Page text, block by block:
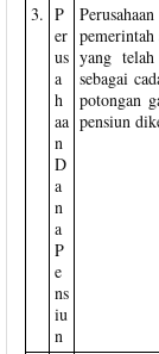
3. P
er
us
a
h
aa
n
D
a
n
a
P
e
ns
iu
n
pemerintah
yang
sebagai
potongan
pensiun